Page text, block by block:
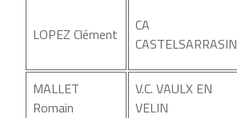
LOPEZ Clément
CA
CASTELSARRASIN
MALLET
Romain
V.C. VAULX EN
VELIN